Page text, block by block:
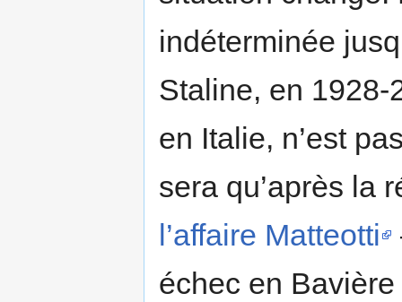
indéterminée
Staline, en 1928-
en Italie, n’est
sera qu’après la
l’affaire Matteotti
échec en